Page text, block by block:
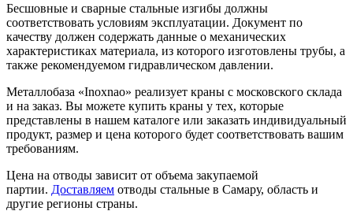
Бесшовные и сварные стальные изгибы должны
соответствовать условиям эксплуатации. Документ по
качеству должен содержать данные о механических
характеристиках материала, из которого изготовлены трубы, а
также рекомендуемом гидравлическом давлении.
Металлобаза «Inoxnao» реализует краны с московского склада
и на заказ. Вы можете купить краны у тех, которые
представлены в нашем каталоге или заказать индивидуальный
продукт, размер и цена которого будет соответствовать вашим
требованиям.
Цена на отводы зависит от объема закупаемой
партии. Доставляем отводы стальные в Самару, область и
другие регионы страны.